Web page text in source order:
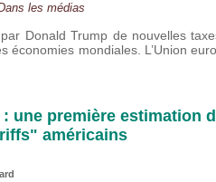
les médias
Donald Trump de nouvelles
économies mondiales. L’Union
une première estimation
américains